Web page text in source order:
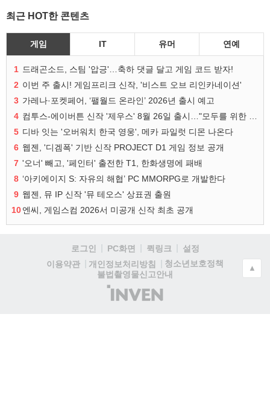
최근 HOT한 콘텐츠
게임 IT 유머 연예
1 드래곤소드, 스팀 '압긍'…축하 댓글 달고 게임 코드 받자!
2 이번 주 출시! 게임프리크 신작, '비스트 오브 리인카네이션'
3 가레나·포켓페어, ‘팰월드 온라인’ 2026년 출시 예고
4
5 디바 잇는 '오버워치 한국 영웅', 메카 파일럿 디몬 나온다
6 웹젠, '디겜폭' 기반 신작 PROJECT D1 게임 정보 공개
7 '오너' 빼고, '페인터' 출전한 T1, 한화생명에 패배
8 ‘아키에이지 S: 자유의 해협’ PC MMORPG로 개발한다
9 웹젠, 뮤 IP 신작 '뮤 테오스' 상표권 출원
10엔씨, 게임스컴 2026서 미공개 신작 최초 공개
로그인 PC화면 퀵링크
설정
이용약관
개인정보처리방침
청소년보호정책
불법촬영물신고안내
(주)
인
▲